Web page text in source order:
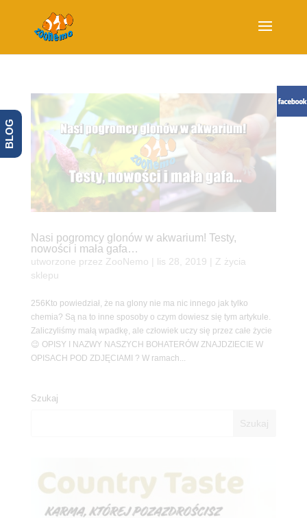
Nasi pogromcy glonów w akwarium! Testy,
nowości i mała gafa…
utworzone przez ZooNemo lis 28, 2019
Z życia
sklepu
256Kto powiedział, że na glony nie ma nic innego jak tylko
chemia? Są na to inne sposoby o czym dowiesz się tym artykule.
Zaliczyliśmy małą wpadkę, ale człowiek uczy się przez całe życie
😉 OPISY I NAZWY NASZYCH BOHATERÓW ZNAJDZIECIE W
OPISACH POD ZDJĘCIAMI ? W ramach...
Szukaj
BLOG